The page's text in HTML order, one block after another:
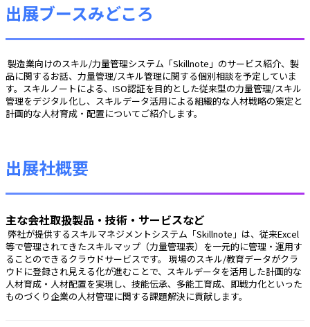
出展ブースみどころ
品に関するお話、力量管理/スキル管理に関する個別相談を予定していま
す。スキルノートによる、ISO認証を目的とした従来型の力量管理/スキル
管理をデジタル化し、スキルデータ活用による組織的な人材戦略の策定と
計画的な人材育成・配置についてご紹介します。
出展社概要
主な会社取扱製品・技術・サービスなど
等で管理されてきたスキルマップ（力量管理表）を一元的に管理・運用す
ることのできるクラウドサービスです。 現場のスキル/教育データがクラ
ウドに登録され見える化が進むことで、スキルデータを活用した計画的な
人材育成・人材配置を実現し、技能伝承、多能工育成、即戦力化といった
ものづくり企業の人材管理に関する課題解決に貢献します。